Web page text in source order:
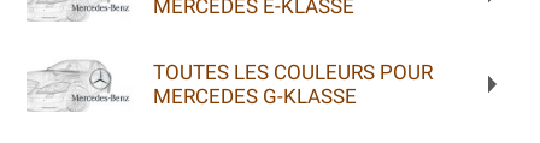
MERCEDES E-KLASSE
TOUTES LES COULEURS POUR
MERCEDES G-KLASSE